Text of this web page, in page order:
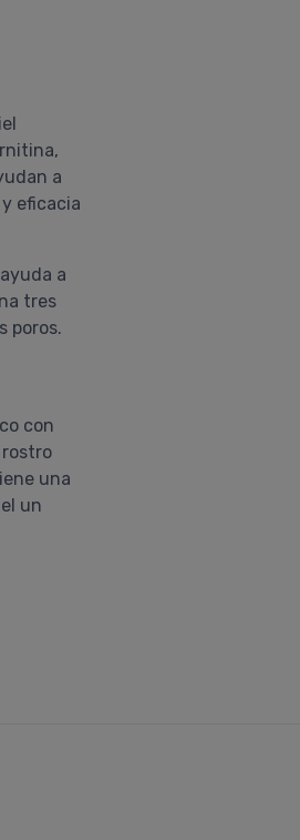
a
eficacia
a
tres
poros.
con
rostro
una
un